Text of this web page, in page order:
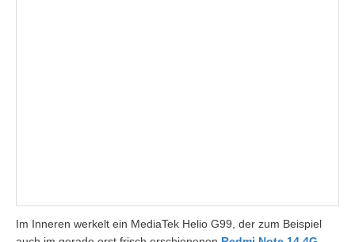
Im Inneren werkelt ein MediaTek Helio G99, der zum Beispiel